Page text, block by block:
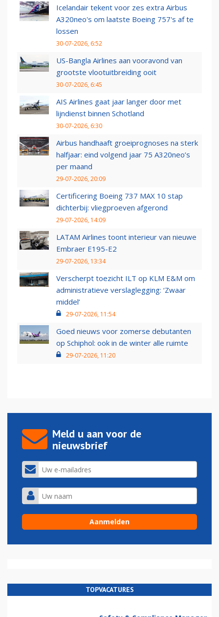
Icelandair tekent voor zes extra Airbus
A320neo's om laatste Boeing 757's af te
lossen
30-07-2026, 6:52
US-Bangla Airlines aan vooravond van
grootste vlootuitbreiding ooit
30-07-2026, 6:45
AIS Airlines gaat jaar langer door met
lijndienst binnen Schotland
30-07-2026, 6:30
Airbus handhaaft groeiprognoses na sterk
halfjaar: eind volgend jaar 75 A320neo’s
per maand
29-07-2026, 20:09
Certificering Boeing 737 MAX 10 stap
dichterbij: vliegproeven afgerond
29-07-2026, 14:09
LATAM Airlines toont interieur van nieuwe
Embraer E195-E2
29-07-2026, 13:34
Verscherpt toezicht ILT op KLM E&M om
administratieve verslaglegging: ‘Zwaar
middel’
29-07-2026, 11:54
Goed nieuws voor zomerse debutanten
op Schiphol: ook in de winter alle ruimte
29-07-2026, 11:20
Meld u aan voor de
nieuwsbrief
TOPVACATURES